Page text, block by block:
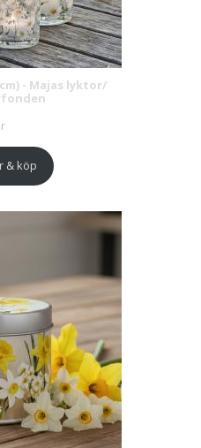
- Majas lyktor/
& köp